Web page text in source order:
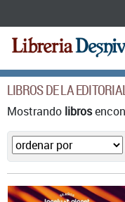
LIBROS DE LA
Mostrando libros